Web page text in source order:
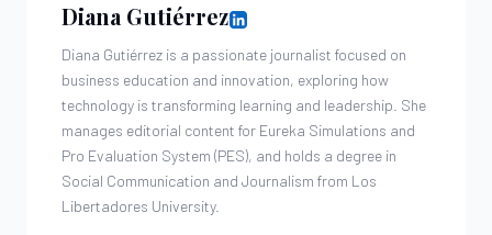
Diana Gutiérrez
Diana Gutiérrez is a passionate journalist focused on
business education and innovation, exploring how
technology is transforming learning and leadership. She
manages editorial content for Eureka Simulations and
Pro Evaluation System (PES), and holds a degree in
Social Communication and Journalism from Los
Libertadores University.